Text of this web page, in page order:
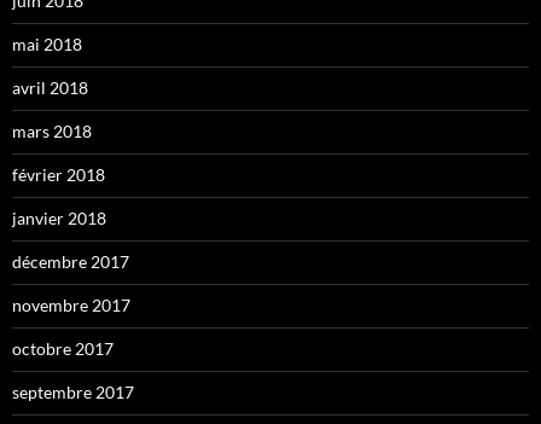
mai 2018
avril 2018
mars 2018
février 2018
janvier 2018
décembre 2017
novembre 2017
octobre 2017
septembre 2017